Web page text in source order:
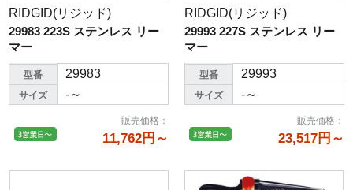
RIDGID(リジッド)
29983 223S ステンレス リー
マー
型番 29983
サイズ -～
販売価格 ：
11,762円～
RIDGID(リジッド)
29993 227S ステンレス リー
マー
型番 29993
サイズ -～
販売価格 ：
23,517円～